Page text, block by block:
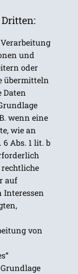
und
oder
übermitteln
wenn eine
wie an
Abs. 1 lit. b
rechtliche
auf
Interessen
von